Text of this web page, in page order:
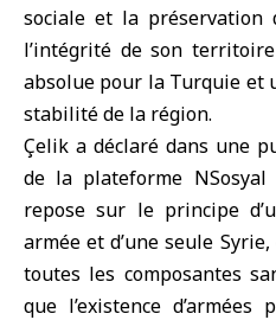
sociale et la préservation
l’intégrité de son
absolue pour la Turquie et
stabilité de la région.
Çelik a déclaré dans une
de la plateforme
repose sur le principe
armée et d’une seule
toutes les composantes
que l’existence